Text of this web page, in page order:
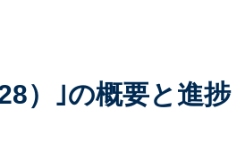
）｣の概要と進捗